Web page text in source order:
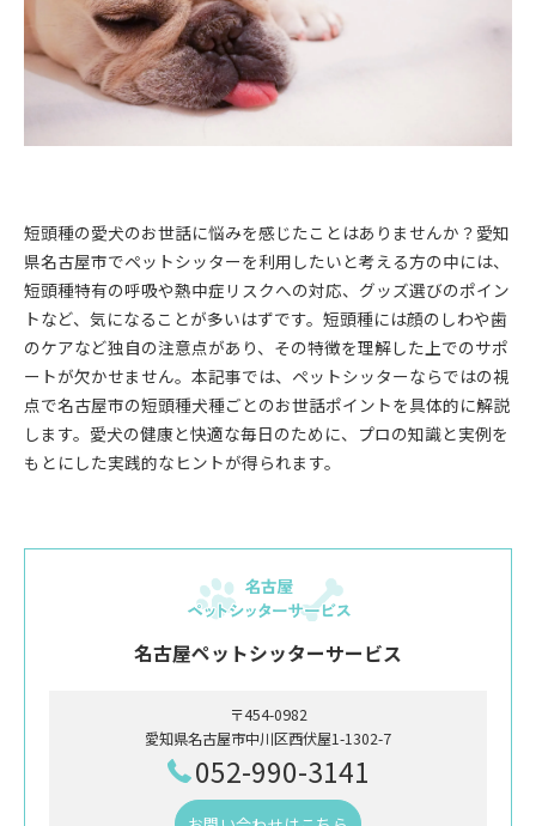
短頭種の愛犬のお世話に悩みを感じたことはありませんか？愛知
県名古屋市でペットシッターを利用したいと考える方の中には、
短頭種特有の呼吸や熱中症リスクへの対応、グッズ選びのポイン
トなど、気になることが多いはずです。短頭種には顔のしわや歯
のケアなど独自の注意点があり、その特徴を理解した上でのサポ
ートが欠かせません。本記事では、ペットシッターならではの視
点で名古屋市の短頭種犬種ごとのお世話ポイントを具体的に解説
します。愛犬の健康と快適な毎日のために、プロの知識と実例を
もとにした実践的なヒントが得られます。
名古屋ペットシッターサービス
〒454-0982
愛知県名古屋市中川区西伏屋1-1302-7
052-990-3141